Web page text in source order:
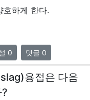
하게 한다.
0 댓글 0
용접은 다음